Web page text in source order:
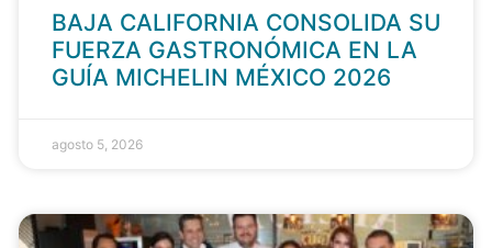
BAJA CALIFORNIA CONSOLIDA SU
FUERZA GASTRONÓMICA EN LA
GUÍA MICHELIN MÉXICO 2026
agosto 5, 2026